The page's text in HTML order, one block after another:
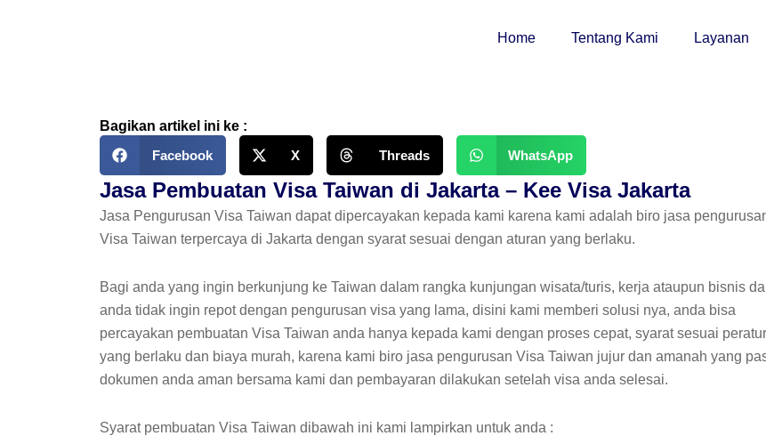
Home Tentang Kami Layanan
Bagikan artikel ini ke :
Facebook
X Threads WhatsApp
Jasa Pembuatan Visa Taiwan di Jakarta – Kee Visa Jakarta
Jasa Pengurusan Visa Taiwan dapat dipercayakan kepada kami karena kami adalah biro jasa
Visa Taiwan terpercaya di Jakarta dengan syarat sesuai dengan aturan yang berlaku.
Bagi anda yang ingin berkunjung ke Taiwan dalam rangka kunjungan wisata/turis, kerja ataupun bisnis
anda tidak ingin repot dengan pengurusan visa yang lama, disini kami memberi solusi nya, anda bisa
percayakan pembuatan Visa Taiwan anda hanya kepada kami dengan proses cepat, syarat sesuai
yang berlaku dan biaya murah, karena kami biro jasa pengurusan Visa Taiwan jujur dan amanah yang
dokumen anda aman bersama kami dan pembayaran dilakukan setelah visa anda selesai.
Syarat pembuatan Visa Taiwan dibawah ini kami lampirkan untuk anda :